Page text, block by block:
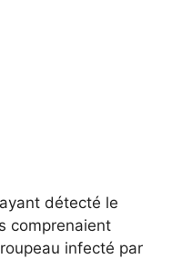
détecté le
comprenaient
infecté par